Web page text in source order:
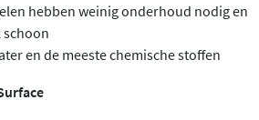
hebben weinig onderhoud nodig en
en de meeste chemische stoffen